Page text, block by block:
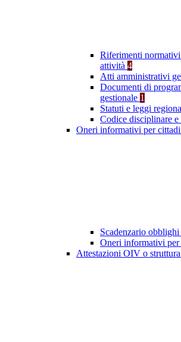
Riferimenti
attività 4
Atti amministrativi
Documenti di
gestionale 1
Statuti e leggi
Codice disciplinare
Oneri informativi per
Scadenzario
Oneri informativi per
Attestazioni OIV o struttura